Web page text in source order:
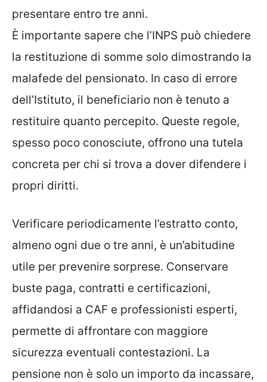
presentare entro tre anni.
È importante sapere che l’INPS può chiedere
la restituzione di somme solo dimostrando la
malafede del pensionato. In caso di errore
dell’Istituto, il beneficiario non è tenuto a
restituire quanto percepito. Queste regole,
spesso poco conosciute, offrono una tutela
concreta per chi si trova a dover difendere i
propri diritti.
Verificare periodicamente l’estratto conto,
almeno ogni due o tre anni, è un’abitudine
utile per prevenire sorprese. Conservare
buste paga, contratti e certificazioni,
affidandosi a CAF e professionisti esperti,
permette di affrontare con maggiore
sicurezza eventuali contestazioni. La
pensione non è solo un importo da incassare,